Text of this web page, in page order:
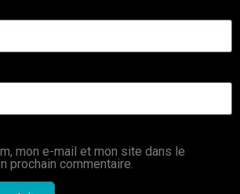
mon e-mail et mon site dans le
prochain commentaire.